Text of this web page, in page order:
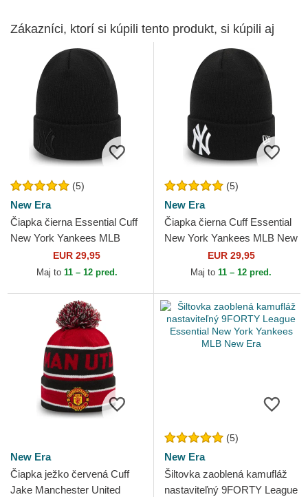
Zákazníci, ktorí si kúpili tento produkt, si kúpili aj
(5)
New Era
Čiapka čierna Essential Cuff
New York Yankees MLB
EUR 29,95
Maj to 11 – 12 pred.
(5)
New Era
Čiapka čierna Cuff Essential
New York Yankees MLB New
EUR 29,95
Maj to 11 – 12 pred.
New Era
Čiapka ježko červená Cuff
Jake Manchester United
(5)
New Era
Šiltovka zaoblená kamufláž
nastaviteľný 9FORTY League